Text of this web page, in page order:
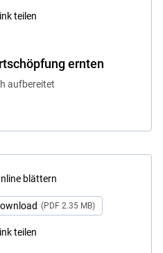
teilen
ernten
aufbereitet
blättern
(PDF 2.35 MB)
teilen